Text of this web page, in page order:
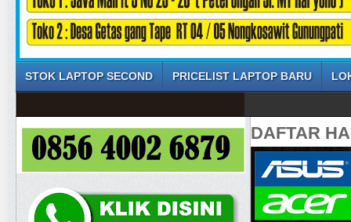
STOK LAPTOP SECOND PRICELIST LAPTOP BARU
DAFTAR